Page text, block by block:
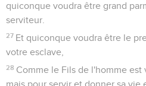
quiconque voudra être grand
serviteur.
27 Et quiconque voudra être le
votre esclave,
28 Comme le Fils de l'homme est
mais pour servir et donner sa vie